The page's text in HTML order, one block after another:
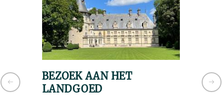
BEZOEK AAN HET
LANDGOED
HET